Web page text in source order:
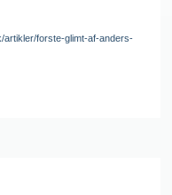
artikler/forste-glimt-af-anders-